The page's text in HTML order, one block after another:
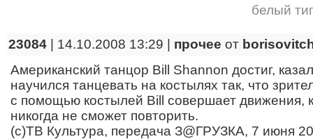
белый
23084 | 14.10.2008 13:29 | прочее от
Американский танцор Bill Shannon достиг,
научился танцевать на костылях так, что
с помощью костылей Bill совершает движения,
никогда не сможет повторить.
(с)ТВ Культура, передача З@ГРУЗКА, 7 июня